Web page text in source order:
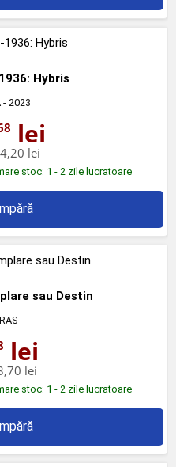
Hybris
- 2023
lei
lei
stoc: 1 - 2 zile lucratoare
sau Destin
lei
lei
stoc: 1 - 2 zile lucratoare